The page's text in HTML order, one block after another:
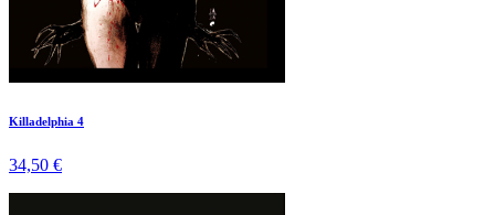
Killadelphia 4
34,50 €